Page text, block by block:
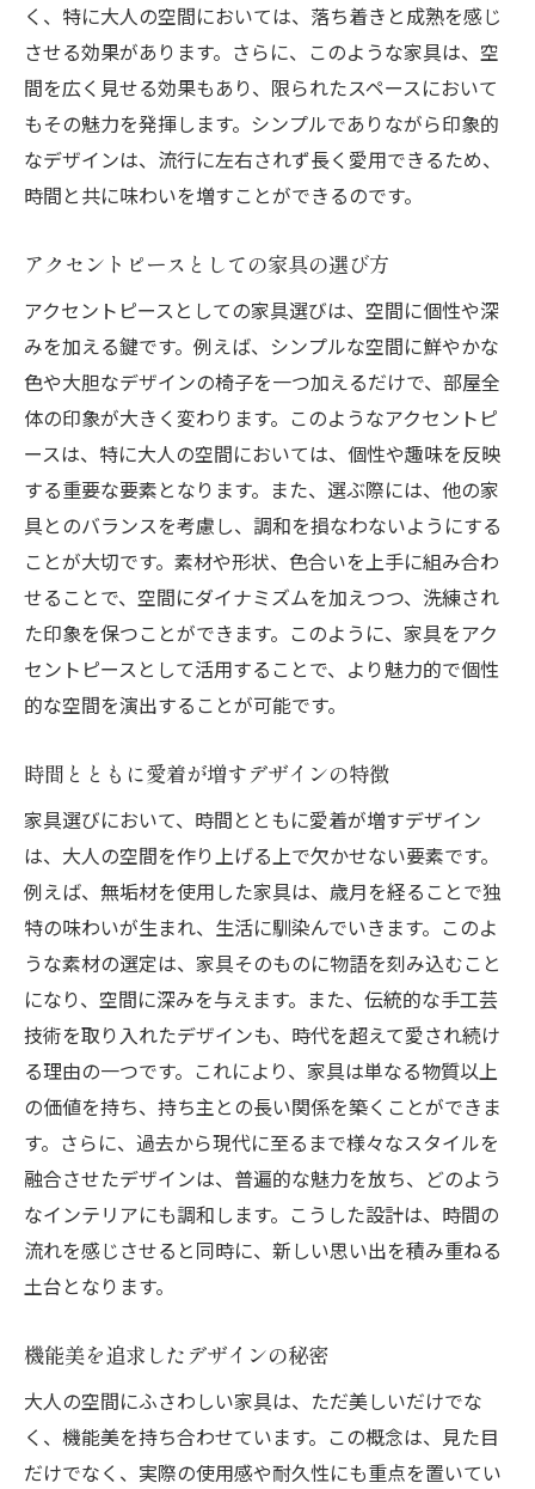
く、特に大人の空間においては、落ち着きと成熟を感じ
させる効果があります。さらに、このような家具は、空
間を広く見せる効果もあり、限られたスペースにおいて
もその魅力を発揮します。シンプルでありながら印象的
なデザインは、流行に左右されず長く愛用できるため、
時間と共に味わいを増すことができるのです。
アクセントピースとしての家具の選び方
アクセントピースとしての家具選びは、空間に個性や深
みを加える鍵です。例えば、シンプルな空間に鮮やかな
色や大胆なデザインの椅子を一つ加えるだけで、部屋全
体の印象が大きく変わります。このようなアクセントピ
ースは、特に大人の空間においては、個性や趣味を反映
する重要な要素となります。また、選ぶ際には、他の家
具とのバランスを考慮し、調和を損なわないようにする
ことが大切です。素材や形状、色合いを上手に組み合わ
せることで、空間にダイナミズムを加えつつ、洗練され
た印象を保つことができます。このように、家具をアク
セントピースとして活用することで、より魅力的で個性
的な空間を演出することが可能です。
時間とともに愛着が増すデザインの特徴
家具選びにおいて、時間とともに愛着が増すデザイン
は、大人の空間を作り上げる上で欠かせない要素です。
例えば、無垢材を使用した家具は、歳月を経ることで独
特の味わいが生まれ、生活に馴染んでいきます。このよ
うな素材の選定は、家具そのものに物語を刻み込むこと
になり、空間に深みを与えます。また、伝統的な手工芸
技術を取り入れたデザインも、時代を超えて愛され続け
る理由の一つです。これにより、家具は単なる物質以上
の価値を持ち、持ち主との長い関係を築くことができま
す。さらに、過去から現代に至るまで様々なスタイルを
融合させたデザインは、普遍的な魅力を放ち、どのよう
なインテリアにも調和します。こうした設計は、時間の
流れを感じさせると同時に、新しい思い出を積み重ねる
土台となります。
機能美を追求したデザインの秘密
大人の空間にふさわしい家具は、ただ美しいだけでな
く、機能美を持ち合わせています。この概念は、見た目
だけでなく、実際の使用感や耐久性にも重点を置いてい